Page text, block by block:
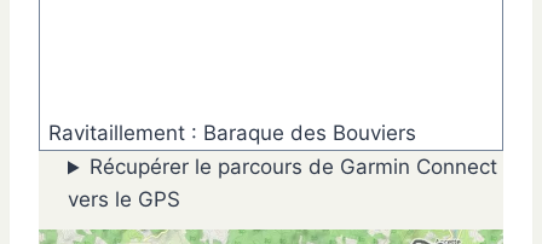
Ravitaillement : Baraque des Bouviers
Récupérer le parcours de Garmin Connect
vers le GPS